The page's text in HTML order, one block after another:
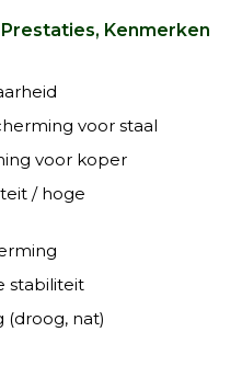
Prestaties, Kenmerken
voor staal
voor koper
/ hoge
stabiliteit
(droog, nat)